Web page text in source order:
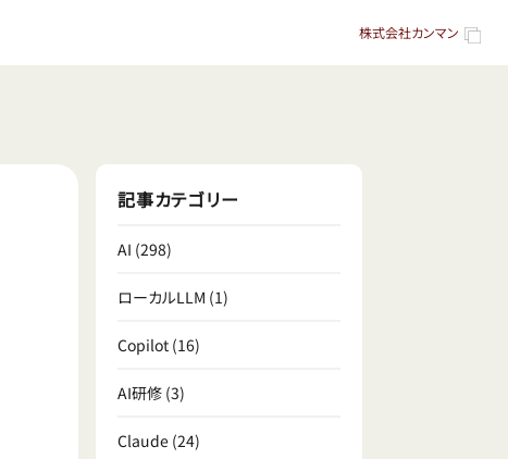
株式会社カンマン
記事カテゴリー
AI (298)
ローカルLLM (1)
Copilot (16)
AI研修 (3)
Claude (24)